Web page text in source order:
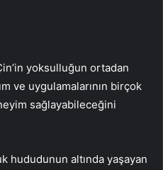
yoksulluğun ortadan
ve uygulamalarının birçok
sağlayabileceğini
hududunun altında yaşayan